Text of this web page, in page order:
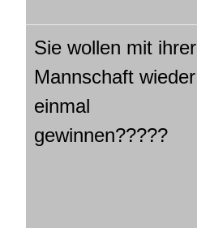
Sie wollen mit ihrer
Mannschaft wieder
einmal
gewinnen?????